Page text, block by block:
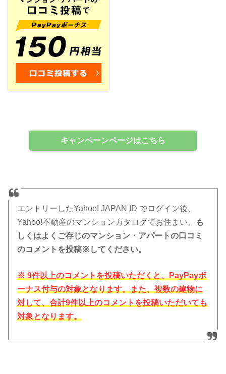
キャンペーンページはこちら
エントリーしたYahoo! JAPAN ID でログイン後、
Yahoo!不動産のマンションカタログでお住まい、
も
しくはよくご存じのマンション・アパートの口コミ
のコメントを投稿※ してください。
※ 9件以上のコメントを投稿いただくと、PayPayボ
ーナス付与の対象となります。また、複数の建物に
対して、合計9件以上のコメントを投稿いただいても
対象となります。